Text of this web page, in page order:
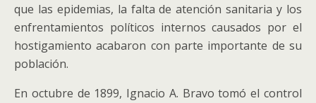
que las epidemias, la falta de atención sanitaria y los
enfrentamientos políticos internos causados por el
hostigamiento acabaron con parte importante de su
población.
En octubre de 1899, Ignacio A. Bravo tomó el control